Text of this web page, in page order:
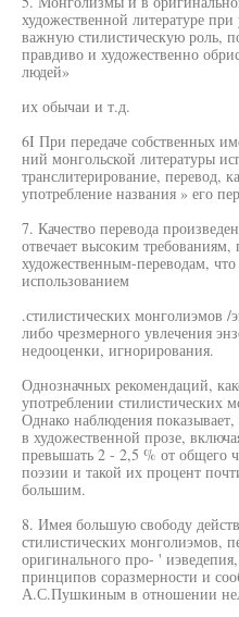
художественной литературе
важную стилистическую роль,
правдиво и художественно
людей»
их обычаи и т.д.
6I При передаче собственных
ний монгольской литературы
транслитерирование, перевод,
употребление названия » его
7. Качество перевода
отвечает высоким
художественным-переводам,
использованием
.стилистических монголиэмов /
либо чрезмерного увлечения
недооценки, игнорирования.
Однозначных рекомендаций,
употреблении стилистических
Однако наблюдения
в художественной прозе,
превышать 2 - 2,5 % от общего
поэзии и такой их процент
большим.
8. Имея большую свободу
стилистических монголиэмов,
оригинального про- '
принципов соразмерности и
А.С.Пушкиным в отношении